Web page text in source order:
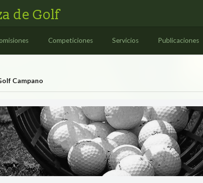
de Golf
Competiciones Servicios Publicaciones
Campano